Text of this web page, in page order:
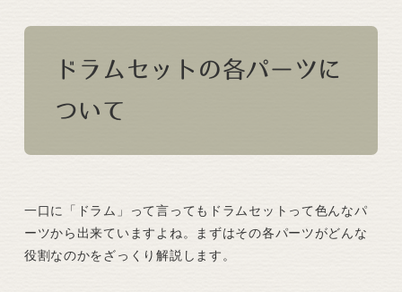
ドラムセットの各パーツに
ついて
一口に「ドラム」って言ってもドラムセットって色んなパ
ーツから出来ていますよね。まずはその各パーツがどんな
役割なのかをざっくり解説します。